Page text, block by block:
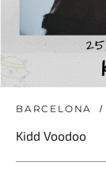
BARCELONA
Kidd Voodoo